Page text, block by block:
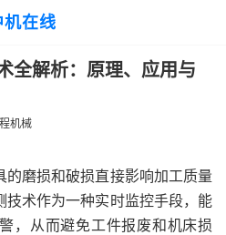
机在线
全解析：原理、应用与
机械
磨损和破损直接影响加工质量
技术作为一种实时监控手段，能
，从而避免工件报废和机床损